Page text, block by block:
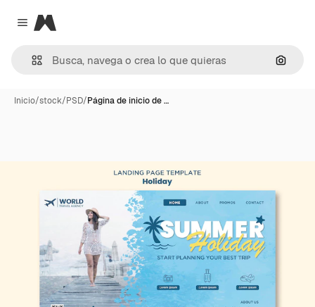
Close menu
Magnific
Inicio/stock/PSD/Página de inicio de …